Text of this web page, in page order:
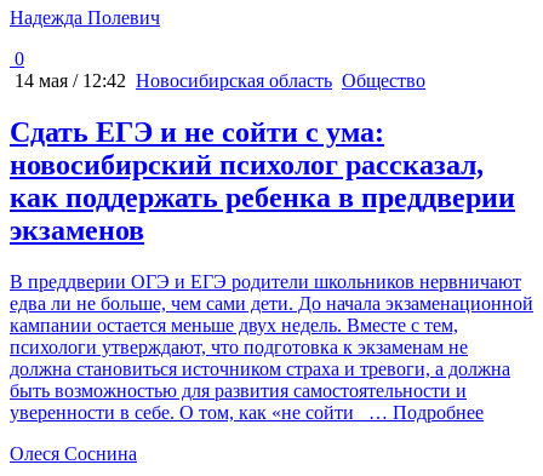
Надежда Полевич
0
14 мая / 12:42 Новосибирская область Общество
Сдать ЕГЭ и не сойти с ума:
новосибирский психолог рассказал,
как поддержать ребенка в преддверии
экзаменов
В преддверии ОГЭ и ЕГЭ родители школьников нервничают
едва ли не больше, чем сами дети. До начала экзаменационной
кампании остается меньше двух недель. Вместе с тем,
психологи утверждают, что подготовка к экзаменам не
должна становиться источником страха и тревоги, а должна
быть возможностью для развития самостоятельности и
уверенности в себе. О том, как «не сойти
… Подробнее
Олеся Соснина